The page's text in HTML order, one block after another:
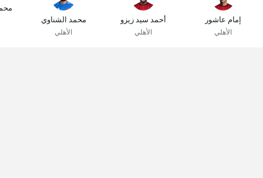
إمام عاشور
الأهلي
أحمد سيد زيزو
الأهلي
محمد الشناوي
الأهلي